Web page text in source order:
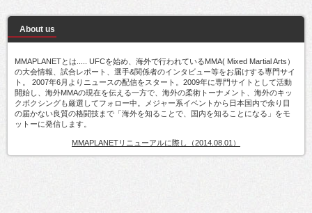
About us
MMAPLANETとは..... UFCを始め、海外で行われているMMA( Mixed Martial Arts）
の大会情報、試合レポート、選手&関係者のインタビュー等をお届けする専門サイ
ト。 2007年6月よりニュースの配信をスタート。2009年に専門サイトとして活動
開始し、海外MMAの現在を伝える一方で、海外の柔術トーナメント、海外のキッ
クボクシングも厳選してフォロー中。メジャー系イベントから日本国内で余り目
の届かない良質の格闘技まで「海外を知ることで、国内を知ることになる」をモ
ットーに発信します。
MMAPLANETリニューアルに際し（2014.08.01）